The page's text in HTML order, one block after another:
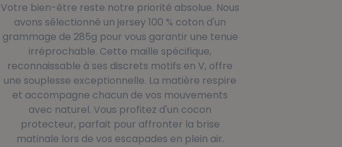
Votre bien-être reste notre priorité absolue. Nous
avons sélectionné un jersey 100 % coton d'un
grammage de 285g pour vous garantir une tenue
irréprochable. Cette maille spécifique,
reconnaissable à ses discrets motifs en V, offre
une souplesse exceptionnelle. La matière respire
et accompagne chacun de vos mouvements
avec naturel. Vous profitez d'un cocon
protecteur, parfait pour affronter la brise
matinale lors de vos escapades en plein air.